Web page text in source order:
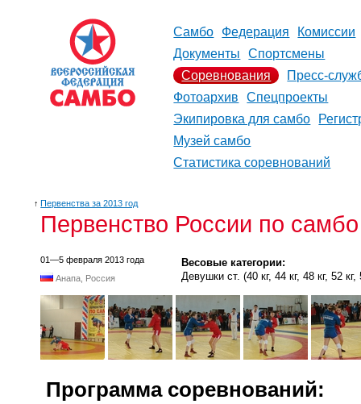
Самбо Федерация
Комиссии
Документы
Спортсмены
Соревнования
Пресс-
Фотоархив
Спецпроекты
Экипировка для самбо
Музей самбо
Статистика соревнований
↑ Первенства за 2013 год
Первенство России по
01—5 февраля 2013 года
Анапа, Россия
Весовые категории:
Девушки ст. (40 кг, 44 кг, 48 кг, 52 кг,
Программа соревнований: